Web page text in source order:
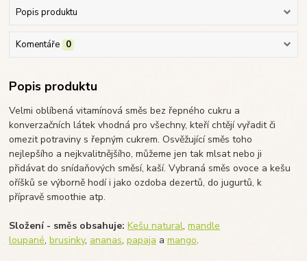
Popis produktu
Komentáře 0
Popis produktu
Velmi oblíbená vitamínová směs bez řepného cukru a
konverzačních látek vhodná pro všechny, kteří chtějí vyřadit či
omezit potraviny s řepným cukrem. Osvěžující směs toho
nejlepšího a nejkvalitnějšího, můžeme jen tak mlsat nebo ji
přidávat do snídaňových směsí, kaší. Vybraná směs ovoce a kešu
oříšků se výborně hodí i jako ozdoba dezertů, do jugurtů, k
přípravě smoothie atp.
Složení - směs obsahuje:Kešu natural,mandle
loupané,brusinky, ananas,papaja amango.